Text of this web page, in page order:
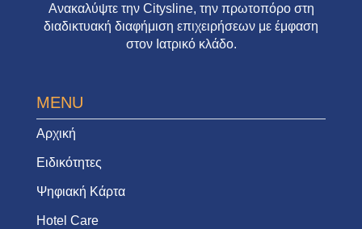
Ανακαλύψτε την Citysline, την πρωτοπόρο στη
διαδικτυακή διαφήμιση επιχειρήσεων με έμφαση
στον Ιατρικό κλάδο.
MENU
Αρχική
Ειδικότητες
Ψηφιακή Κάρτα
Hotel Care